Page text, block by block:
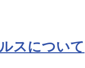
スについて